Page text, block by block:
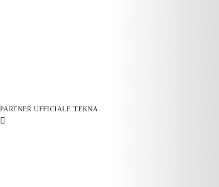
PARTNER UFFICIALE TEKNA